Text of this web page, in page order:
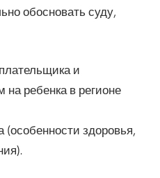
обосновать суду,
и
ребенка в регионе
(особенности здоровья,